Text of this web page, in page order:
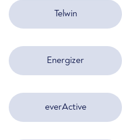
Telwin
Energizer
everActive